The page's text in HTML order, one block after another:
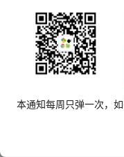
本通知每周只弹一次，